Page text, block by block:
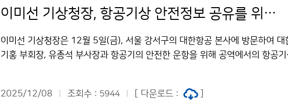
이미선 기상청장, 항공기상 안전정보 공유를 위한 민간 협력 강화
이미선 기상청장은 12월 5일(금), 서울 강서구의 대한항공 본사에 방문하여 대
기홍 부회장, 유종석 부사장과 항공기의 안전한 운항을 위해 공역에서의 항공
2025/12/08
조회수 : 5944 [ 다운로드 :